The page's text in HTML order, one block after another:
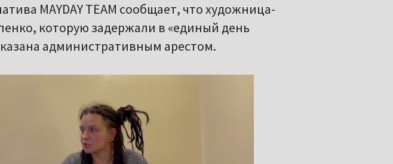
MAYDAY TEAM сообщает, что художница-
которую задержали в «единый день
административным арестом.